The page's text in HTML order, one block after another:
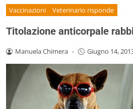
Vaccinazioni Veterinario risponde
Titolazione anticorpale
Manuela Chimera - Giugno 14,